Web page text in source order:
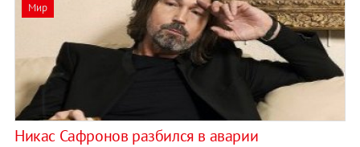
Мир
Никас Сафронов разбился в аварии